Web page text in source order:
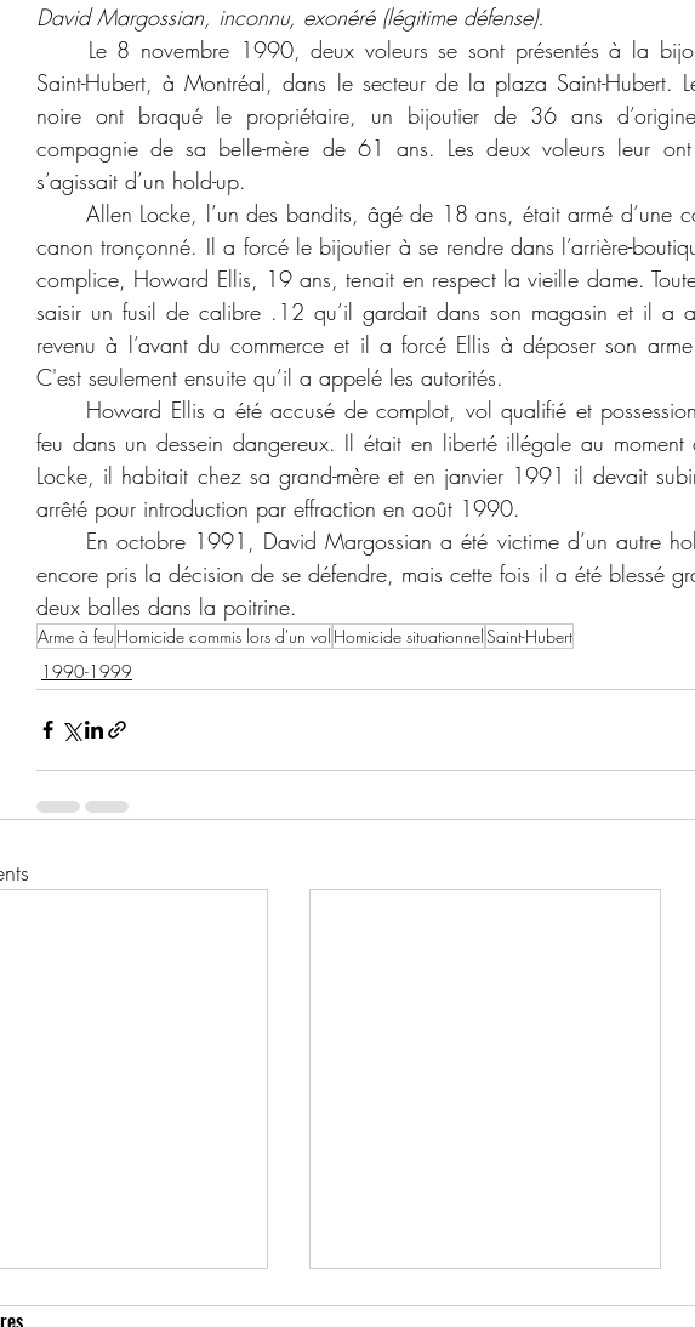
David Margossian, inconnu, exonéré (légitime défense).
Saint-Hubert, à Montréal, dans le secteur de la plaza Saint-Hubert.
noire ont braqué le propriétaire, un bijoutier de 36 ans
compagnie de sa belle-mère de 61 ans. Les deux voleurs leur ont
s’agissait d’un hold-up.
canon tronçonné. Il a forcé le bijoutier à se rendre dans l’arrière-
complice, Howard Ellis, 19 ans, tenait en respect la vieille dame.
saisir un fusil de calibre .12 qu’il gardait dans son magasin et il a
revenu à l’avant du commerce et il a forcé Ellis à déposer son
C'est seulement ensuite qu’il a appelé les autorités.
feu dans un dessein dangereux. Il était en liberté illégale au
Locke, il habitait chez sa grand-mère et en janvier 1991 il devait
arrêté pour introduction par effraction en août 1990.
encore pris la décision de se défendre, mais cette fois il a été blessé
deux balles dans la poitrine.
Arme à feu Homicide commis lors d'un vol Homicide situationnelSaint-Hubert
1990-1999